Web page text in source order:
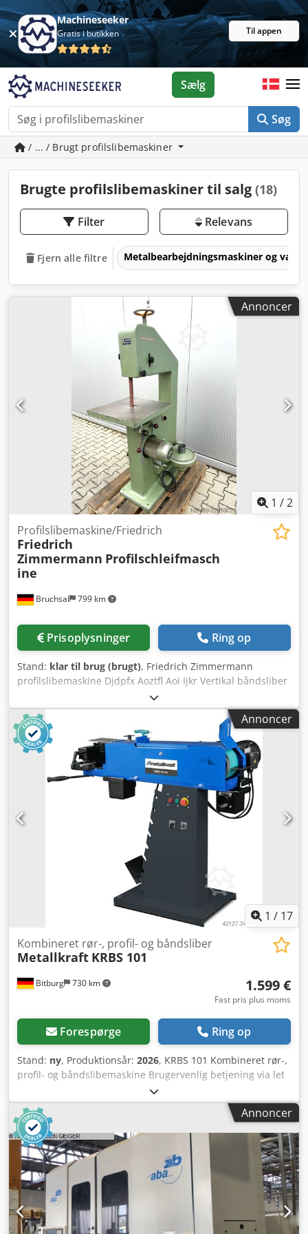
Machineseeker
Gratis i butikken Til appen
Søg
Sælg
/ ... / Brugt profilslibemaskiner
Brugte profilslibemaskiner til salg (18)
Filter Relevans
Fjern alle filtre Metalbearbejdningsmaskiner og
Annoncer
1 /2
Bruchsal 799 km
Profilslibemaskine/Friedrich
Friedrich
Zimmermann Profilschleifmasch
ine
Prisoplysninger Ring op
Stand: klar til brug (brugt), Friedrich Zimmermann
profilslibemaskine Djdpfx Aoztfl Aoi Ijkr Vertikal båndsliber
/ Zimmermann + udskiftningsslibebånd
Annoncer
1 / 17
Bitburg 730 km
Kombineret rør-, profil- og båndsliber
Metallkraft KRBS 101
1.599 €
Fast pris plus moms
Forespørge Ring op
Stand: ny, Produktionsår: 2026, KRBS 101 Kombineret rør-,
profil- og båndslibemaskine Brugervenlig betjening via let
justerbar spændeanordning. De drejelige spændekæber i
spændeanordningen gør det muligt at fastspænde
firkantrør, runde rør og fladstål sikkert. Justerbare
slibevinkler fra 30 - 90° og fra 0° - 60°. Dedscnz Ayspfx Ai
Iskr Takket være den optimerede hurtigskifteholder kan
sliberullen udskiftes enkelt og hurtigt uden brug af
værktøj. Særligt lang levetid på grund af større og
forbedrede rullelejer. Praktiske holdere til sliberuller
integreret i understellet. Omfattende udvalg af sliberuller
til slibning af forskellige rørdiametre fås som tilbehør.
Annoncer